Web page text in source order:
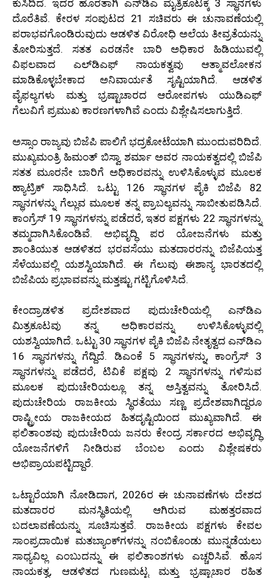
ಕುಸಿದಿದೆ. ಇದರ ಹೊರತಾಗಿ ಎನ್‌ಡಿಎ ಮೈತ್ರಿಕೂಟಕ್ಕೆ 3 ಸ್ಥಾನಗಳು
ದೊರೆತಿವೆ. ಕೇರಳ ಸಂಪುಟದ 21 ಸಚಿವರು ಈ ಚುನಾವಣೆಯಲ್ಲಿ
ಪರಾಭವಗೊಂಡಿರುವುದು ಆಡಳಿತ ವಿರೋಧಿ ಅಲೆಯ ತೀವ್ರತೆಯನ್ನು
ತೋರಿಸುತ್ತದೆ. ಸತತ ಎರಡನೇ ಬಾರಿ ಅಧಿಕಾರ ಹಿಡಿಯುವಲ್ಲಿ
ವಿಫಲವಾದ ಎಲ್‌ಡಿಎಫ್ ನಾಯಕತ್ವವು ಆತ್ಮಾವಲೋಕನ
ಮಾಡಿಕೊಳ್ಳಬೇಕಾದ ಅನಿವಾರ್ಯತೆ ಸೃಷ್ಟಿಯಾಗಿದೆ. ಆಡಳಿತ
ವೈಫಲ್ಯಗಳು ಮತ್ತು ಭ್ರಷ್ಟಾಚಾರದ ಆರೋಪಗಳು ಯುಡಿಎಫ್
ಗೆಲುವಿಗೆ ಪ್ರಮುಖ ಕಾರಣಗಳಾಗಿವೆ ಎಂದು ವಿಶ್ಲೇಷಿಸಲಾಗುತ್ತಿದೆ.
ಅಸ್ಸಾಂ ರಾಜ್ಯವು ಬಿಜೆಪಿ ಪಾಲಿಗೆ ಭದ್ರಕೋಟೆಯಾಗಿ ಮುಂದುವರಿದಿದೆ.
ಮುಖ್ಯಮಂತ್ರಿ ಹಿಮಂತ್ ಬಿಸ್ವಾ ಶರ್ಮಾ ಅವರ ನಾಯಕತ್ವದಲ್ಲಿ ಬಿಜೆಪಿ
ಸತತ ಮೂರನೇ ಬಾರಿಗೆ ಅಧಿಕಾರವನ್ನು ಉಳಿಸಿಕೊಳ್ಳುವ ಮೂಲಕ
ಹ್ಯಾಟ್ರಿಕ್ ಸಾಧಿಸಿದೆ. ಒಟ್ಟು 126 ಸ್ಥಾನಗಳ ಪೈಕಿ ಬಿಜೆಪಿ 82
ಸ್ಥಾನಗಳನ್ನು ಗೆಲ್ಲುವ ಮೂಲಕ ತನ್ನ ಪ್ರಾಬಲ್ಯವನ್ನು ಸಾಬೀತುಪಡಿಸಿದೆ.
ಕಾಂಗ್ರೆಸ್ 19 ಸ್ಥಾನಗಳನ್ನು ಪಡೆದರೆ, ಇತರ ಪಕ್ಷಗಳು 22 ಸ್ಥಾನಗಳನ್ನು
ತಮ್ಮದಾಗಿಸಿಕೊಂಡಿವೆ. ಅಭಿವೃದ್ಧಿ ಪರ ಯೋಜನೆಗಳು ಮತ್ತು
ಶಾಂತಿಯುತ ಆಡಳಿತದ ಭರವಸೆಯು ಮತದಾರರನ್ನು ಬಿಜೆಪಿಯತ್ತ
ಸೆಳೆಯುವಲ್ಲಿ ಯಶಸ್ವಿಯಾಗಿದೆ. ಈ ಗೆಲುವು ಈಶಾನ್ಯ ಭಾರತದಲ್ಲಿ
ಬಿಜೆಪಿಯ ಪ್ರಭಾವವನ್ನು ಮತ್ತಷ್ಟು ಗಟ್ಟಿಗೊಳಿಸಿದೆ.
ಕೇಂದ್ರಾಡಳಿತ ಪ್ರದೇಶವಾದ ಪುದುಚೇರಿಯಲ್ಲಿ ಎನ್‌ಡಿಎ
ಮಿತ್ರಕೂಟವು ತನ್ನ ಅಧಿಕಾರವನ್ನು ಉಳಿಸಿಕೊಳ್ಳುವಲ್ಲಿ
ಯಶಸ್ವಿಯಾಗಿದೆ. ಒಟ್ಟು 30 ಸ್ಥಾನಗಳ ಪೈಕಿ ಬಿಜೆಪಿ ನೇತೃತ್ವದ ಎನ್‌ಡಿಎ
16 ಸ್ಥಾನಗಳನ್ನು ಗೆದ್ದಿದೆ. ಡಿಎಂಕೆ 5 ಸ್ಥಾನಗಳನ್ನು, ಕಾಂಗ್ರೆಸ್ 3
ಸ್ಥಾನಗಳನ್ನು ಪಡೆದರೆ, ಟಿವಿಕೆ ಪಕ್ಷವು 2 ಸ್ಥಾನಗಳನ್ನು ಗಳಿಸುವ
ಮೂಲಕ ಪುದುಚೇರಿಯಲ್ಲೂ ತನ್ನ ಅಸ್ತಿತ್ವವನ್ನು ತೋರಿಸಿದೆ.
ಪುದುಚೇರಿಯ ರಾಜಕೀಯ ಸ್ಥಿರತೆಯು ಸಣ್ಣ ಪ್ರದೇಶವಾಗಿದ್ದರೂ
ರಾಷ್ಟ್ರೀಯ ರಾಜಕೀಯದ ಹಿತದೃಷ್ಟಿಯಿಂದ ಮುಖ್ಯವಾಗಿದೆ. ಈ
ಫಲಿತಾಂಶವು ಪುದುಚೇರಿಯ ಜನರು ಕೇಂದ್ರ ಸರ್ಕಾರದ ಅಭಿವೃದ್ಧಿ
ಯೋಜನೆಗಳಿಗೆ ನೀಡಿರುವ ಬೆಂಬಲ ಎಂದು ವಿಶ್ಲೇಷಕರು
ಅಭಿಪ್ರಾಯಪಟ್ಟಿದ್ದಾರೆ.
ಒಟ್ಟಾರೆಯಾಗಿ ನೋಡಿದಾಗ, 2026ರ ಈ ಚುನಾವಣೆಗಳು ದೇಶದ
ಮತದಾರರ ಮನಸ್ಥಿತಿಯಲ್ಲಿ ಆಗಿರುವ ಮಹತ್ತರವಾದ
ಬದಲಾವಣೆಯನ್ನು ಸೂಚಿಸುತ್ತವೆ. ರಾಜಕೀಯ ಪಕ್ಷಗಳು ಕೇವಲ
ಸಾಂಪ್ರದಾಯಿಕ ಮತಬ್ಯಾಂಕ್‌ಗಳನ್ನು ನಂಬಿಕೊಂಡು ಮುನ್ನಡೆಯಲು
ಸಾಧ್ಯವಿಲ್ಲ ಎಂಬುದನ್ನು ಈ ಫಲಿತಾಂಶಗಳು ಎಚ್ಚರಿಸಿವೆ. ಹೊಸ
ನಾಯಕತ್ವ, ಆಡಳಿತದ ಗುಣಮಟ್ಟ ಮತ್ತು ಭ್ರಷ್ಟಾಚಾರ ರಹಿತ